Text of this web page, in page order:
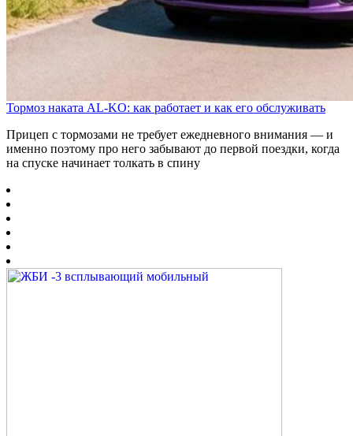
Тормоз наката AL-KO: как работает и как его обслуживать
Прицеп с тормозами не требует ежедневного внимания — и
именно поэтому про него забывают до первой поездки, когда
на спуске начинает толкать в спину